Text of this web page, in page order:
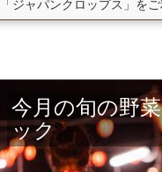
「ジャパンクロップス」を
今月の旬の野
ック